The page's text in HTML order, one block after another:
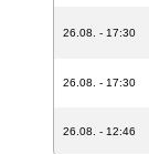
26.08. - 17:30
26.08. - 17:30
26.08. - 12:46